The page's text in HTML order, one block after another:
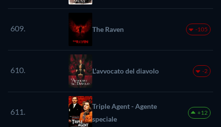
609. The Raven -105
610. L'avvocato del diavolo -2
611.
Triple Agent - Agente
speciale
+12